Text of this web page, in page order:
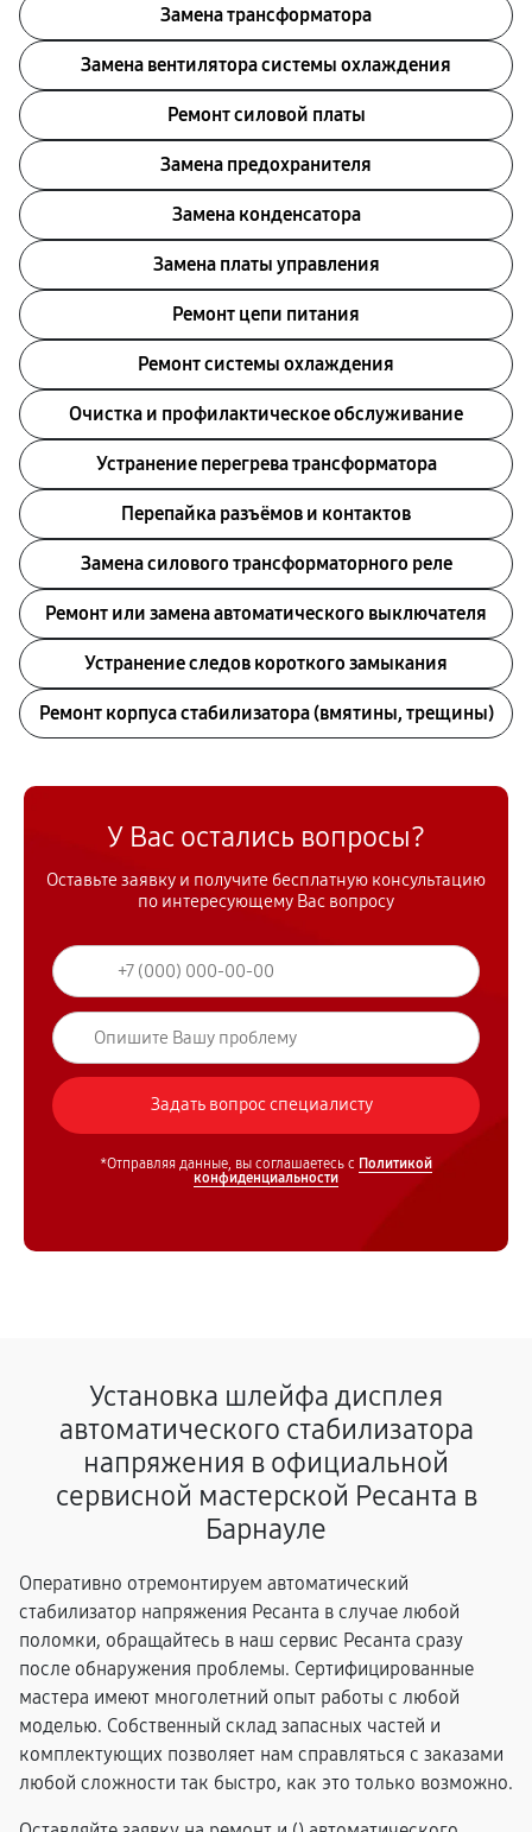
Замена трансформатора
Замена вентилятора системы охлаждения
Ремонт силовой платы
Замена предохранителя
Замена конденсатора
Замена платы управления
Ремонт цепи питания
Ремонт системы охлаждения
Очистка и профилактическое обслуживание
Устранение перегрева трансформатора
Перепайка разъёмов и контактов
Замена силового трансформаторного реле
Ремонт или замена автоматического выключателя
Устранение следов короткого замыкания
Ремонт корпуса стабилизатора (вмятины, трещины)
У Вас остались вопросы?
Оставьте заявку и получите бесплатную консультацию
по интересующему Вас вопросу
*Отправляя данные, вы соглашаетесь с Политикой
конфиденциальности
Установка шлейфа дисплея
автоматического стабилизатора
напряжения в официальной
сервисной мастерской Ресанта в
Барнауле
Оперативно отремонтируем автоматический
стабилизатор напряжения Ресанта в случае любой
поломки, обращайтесь в наш сервис Ресанта сразу
после обнаружения проблемы. Сертифицированные
мастера имеют многолетний опыт работы с любой
моделью. Собственный склад запасных частей и
комплектующих позволяет нам справляться с заказами
любой сложности так быстро, как это только возможно.